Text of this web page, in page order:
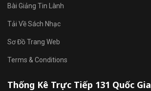
Bài Giảng Tin Lành
Tải Về Sách Nhạc
Sơ Đồ Trang Web
Terms & Conditions
Thống Kê Trực Tiếp 131 Quốc Gia